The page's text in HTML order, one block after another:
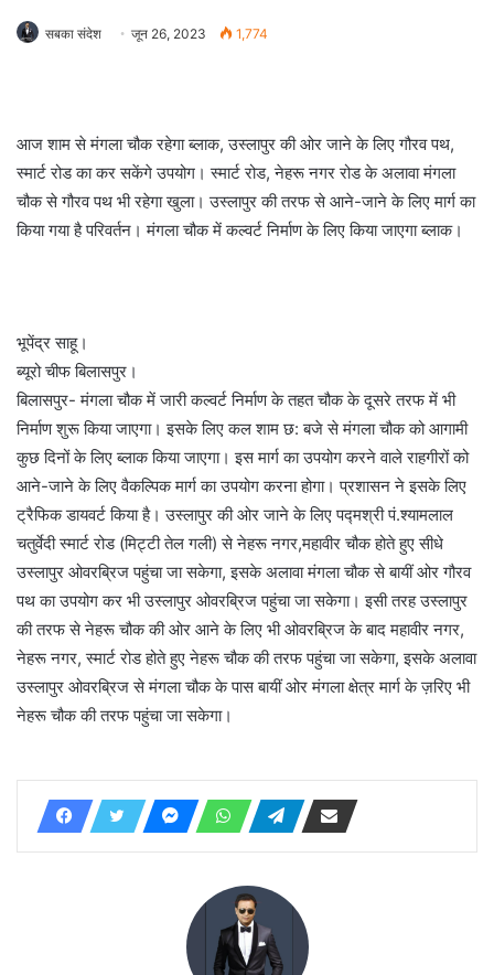
सबका संदेश जून 26, 2023 1,774
आज शाम से मंगला चौक रहेगा ब्लाक, उस्लापुर की ओर जाने के लिए गौरव पथ,
स्मार्ट रोड का कर सकेंगे उपयोग। स्मार्ट रोड, नेहरू नगर रोड के अलावा मंगला
चौक से गौरव पथ भी रहेगा खुला। उस्लापुर की तरफ से आने-जाने के लिए मार्ग का
किया गया है परिवर्तन। मंगला चौक में कल्वर्ट निर्माण के लिए किया जाएगा ब्लाक।
भूपेंद्र साहू।
ब्यूरो चीफ बिलासपुर।
बिलासपुर- मंगला चौक में जारी कल्वर्ट निर्माण के तहत चौक के दूसरे तरफ में भी
निर्माण शुरू किया जाएगा। इसके लिए कल शाम छ: बजे से मंगला चौक को आगामी
कुछ दिनों के लिए ब्लाक किया जाएगा। इस मार्ग का उपयोग करने वाले राहगीरों को
आने-जाने के लिए वैकल्पिक मार्ग का उपयोग करना होगा। प्रशासन ने इसके लिए
ट्रैफिक डायवर्ट किया है। उस्लापुर की ओर जाने के लिए पद्मश्री पं.श्यामलाल
चतुर्वेदी स्मार्ट रोड (मिट्टी तेल गली) से नेहरू नगर,महावीर चौक होते हुए सीधे
उस्लापुर ओवरब्रिज पहुंचा जा सकेगा, इसके अलावा मंगला चौक से बायीं ओर गौरव
पथ का उपयोग कर भी उस्लापुर ओवरब्रिज पहुंचा जा सकेगा। इसी तरह उस्लापुर
की तरफ से नेहरू चौक की ओर आने के लिए भी ओवरब्रिज के बाद महावीर नगर,
नेहरू नगर, स्मार्ट रोड होते हुए नेहरू चौक की तरफ पहुंचा जा सकेगा, इसके अलावा
उस्लापुर ओवरब्रिज से मंगला चौक के पास बायीं ओर मंगला क्षेत्र मार्ग के ज़रिए भी
नेहरू चौक की तरफ पहुंचा जा सकेगा।